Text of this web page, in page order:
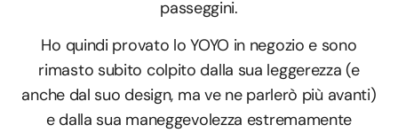
passeggini.
Ho quindi provato lo YOYO in negozio e sono
rimasto subito colpito dalla sua leggerezza (e
anche dal suo design, ma ve ne parlerò più avanti)
e dalla sua maneggevolezza estremamente